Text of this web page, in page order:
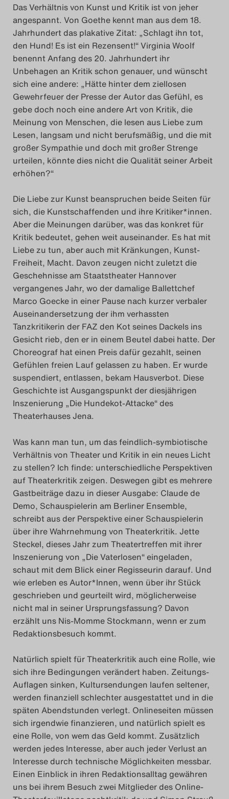
2020
Das Theatertreffen-Blog
2021
Das Theatertreffen-Blog
2022
Das Theatertreffen-Blog
2023
Das Theatertreffen-Blog
2024
Das Theatertreffen-Blog
2025
Das Theatertreffen-Blog
Archiv
Impressum
Nutzungsbedingungen
Search
Das Verhältnis von Kunst und Kritik ist von jeher
angespannt. Von Goethe kennt man aus dem 18.
Jahrhundert das plakative Zitat: „Schlagt ihn tot,
den Hund! Es ist ein Rezensent!“ Virginia Woolf
benennt Anfang des 20. Jahrhundert ihr
Unbehagen an Kritik schon genauer, und wünscht
sich eine andere: „Hätte hinter dem ziellosen
Gewehrfeuer der Presse der Autor das Gefühl, es
gebe doch noch eine andere Art von Kritik, die
Meinung von Menschen, die lesen aus Liebe zum
Lesen, langsam und nicht berufsmäßig, und die mit
großer Sympathie und doch mit großer Strenge
urteilen, könnte dies nicht die Qualität seiner Arbeit
erhöhen?“
Die Liebe zur Kunst beanspruchen beide Seiten für
sich, die Kunstschaffenden und ihre Kritiker*innen.
Aber die Meinungen darüber, was das konkret für
Kritik bedeutet, gehen weit auseinander. Es hat mit
Liebe zu tun, aber auch mit Kränkungen, Kunst-
Freiheit, Macht. Davon zeugen nicht zuletzt die
Geschehnisse am Staatstheater Hannover
vergangenes Jahr, wo der damalige Ballettchef
Marco Goecke in einer Pause nach kurzer verbaler
Auseinandersetzung der ihm verhassten
Tanzkritikerin der FAZ den Kot seines Dackels ins
Gesicht rieb, den er in einem Beutel dabei hatte. Der
Choreograf hat einen Preis dafür gezahlt, seinen
Gefühlen freien Lauf gelassen zu haben. Er wurde
suspendiert, entlassen, bekam Hausverbot. Diese
Geschichte ist Ausgangspunkt der diesjährigen
Inszenierung „Die Hundekot-Attacke“ des
Theaterhauses Jena.
Was kann man tun, um das feindlich-symbiotische
Verhältnis von Theater und Kritik in ein neues Licht
zu stellen? Ich finde: unterschiedliche Perspektiven
auf Theaterkritik zeigen. Deswegen gibt es mehrere
Gastbeiträge dazu in dieser Ausgabe: Claude de
Demo, Schauspielerin am Berliner Ensemble,
schreibt aus der Perspektive einer Schauspielerin
über ihre Wahrnehmung von Theaterkritik. Jette
Steckel, dieses Jahr zum Theatertreffen mit ihrer
Inszenierung von „Die Vaterlosen“ eingeladen,
schaut mit dem Blick einer Regisseurin darauf. Und
wie erleben es Autor*Innen, wenn über ihr Stück
geschrieben und geurteilt wird, möglicherweise
nicht mal in seiner Ursprungsfassung? Davon
erzählt uns Nis-Momme Stockmann, wenn er zum
Redaktionsbesuch kommt.
Natürlich spielt für Theaterkritik auch eine Rolle, wie
sich ihre Bedingungen verändert haben. Zeitungs-
Auflagen sinken, Kultursendungen laufen seltener,
werden finanziell schlechter ausgestattet und in die
späten Abendstunden verlegt. Onlineseiten müssen
sich irgendwie finanzieren, und natürlich spielt es
eine Rolle, von wem das Geld kommt. Zusätzlich
werden jedes Interesse, aber auch jeder Verlust an
Interesse durch technische Möglichkeiten messbar.
Einen Einblick in ihren Redaktionsalltag gewähren
uns bei ihrem Besuch zwei Mitglieder des Online-